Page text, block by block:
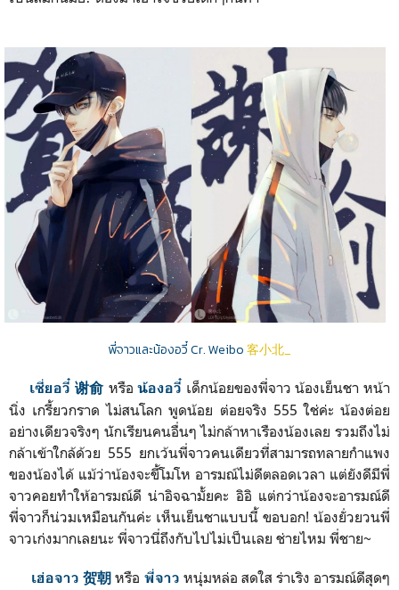
พี่จาวและน้องอวี๋ Cr. Weibo客小北_
เซี่ยอวี๋ 谢俞หรือน้องอวี๋ เด็กน้อยของพี่จาว น้องเย็นชา หน้า
นิ่ง เกรี้ยวกราด ไม่สนโลก พูดน้อย ต่อยจริง 555 ใช่ค่ะ น้องต่อย
อย่างเดียวจริงๆ นักเรียนคนอื่นๆ ไม่กล้าหาเร่ืองน้องเลย รวมถึงไม่
กล้าเข้าใกล้ด้วย 555 ยกเว้นพี่จาวคนเดียวที่สามารถทลายกำแพง
ของน้องได้ แม้ว่าน้องจะขี้โมโห อารมณ์ไม่ดีตลอดเวลา แต่ยังดีมีพี่
จาวคอยทำให้อารมณ์ดี น่าอิจฉามั้ยคะ อิอิ แต่กว่าน้องจะอารมณ์ดี
พี่จาวก็น่วมเหมือนกันค่ะ เห็นเย็นชาแบบนี้ ขอบอก! น้องยั่วยวนพี่
จาวเก่งมากเลยนะ พี่จาวนี่ถึงกับไปไม่เป็นเลย ช่ายไหม พี่ชาย~
เฮ่อจาว 贺朝 หรือ พี่จาว หนุ่มหล่อ สดใส ร่าเริง อารมณ์ดีสุดๆ